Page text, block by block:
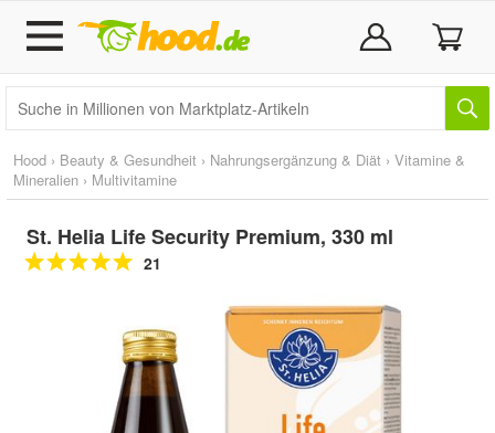
Hood › Beauty & Gesundheit › Nahrungsergänzung & Diät › Vitamine &
Mineralien › Multivitamine
St. Helia Life Security Premium, 330 ml
21